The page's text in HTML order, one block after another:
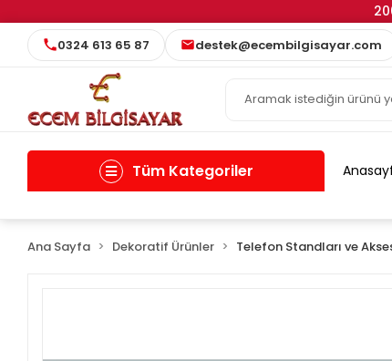
0324 613 65 87 destek@ecembilgisayar.com
Tüm Kategoriler
Ana Sayfa Dekoratif Ürünler Telefon Standları ve